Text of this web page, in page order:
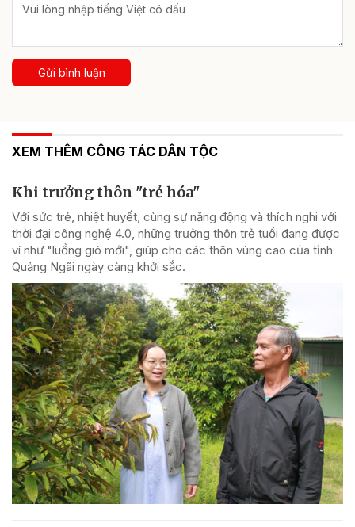
Gửi bình luận
XEM THÊM CÔNG TÁC DÂN TỘC
Khi trưởng thôn "trẻ hóa"
Với sức trẻ, nhiệt huyết, cùng sự năng động và thích nghi với
thời đại công nghệ 4.0, những trưởng thôn trẻ tuổi đang được
ví như "luồng gió mới", giúp cho các thôn vùng cao của tỉnh
Quảng Ngãi ngày càng khởi sắc.